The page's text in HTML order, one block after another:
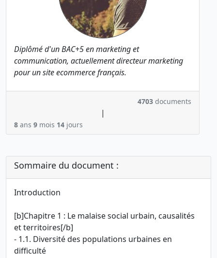
Diplômé d'un BAC+5 en marketing et
communication, actuellement directeur marketing
pour un site ecommerce français.
4703 documents
|
8 ans 9 mois 14 jours
Sommaire du document :
Introduction
[b]Chapitre 1 : Le malaise social urbain, causalités
et territoires[/b]
- 1.1. Diversité des populations urbaines en
difficulté